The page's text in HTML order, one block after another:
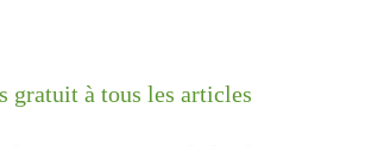
de notre conseil